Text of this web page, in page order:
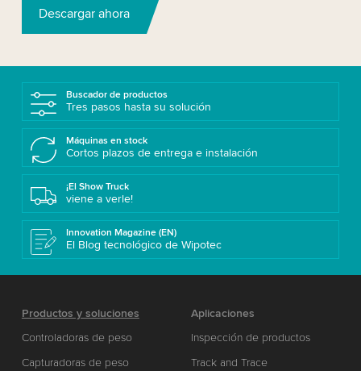
Descargar ahora
Buscador de productos
Tres pasos hasta su solución
Máquinas en stock
Cortos plazos de entrega e instalación
¡El Show Truck
viene a verle!
Innovation Magazine (EN)
El Blog tecnológico de Wipotec
Productos y soluciones
Controladoras de peso
Capturadoras de peso
Aplicaciones
Inspección de productos
Track and Trace